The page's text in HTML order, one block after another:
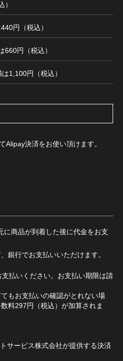
円（税込）
円（税込）
1,100円（税込）
Alipay決済をお使い頂けます。
に商品が到着した後に代金をお支
銀行でお支払いいただけます。
払いください。お支払い期限は請
もお支払いの確認がとれない場
料297円（税込）が加算されま
サービス株式会社が提供する決済